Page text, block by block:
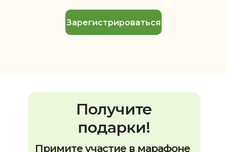
Зарегистрироваться
Получите
подарки!
Примите участие в марафоне